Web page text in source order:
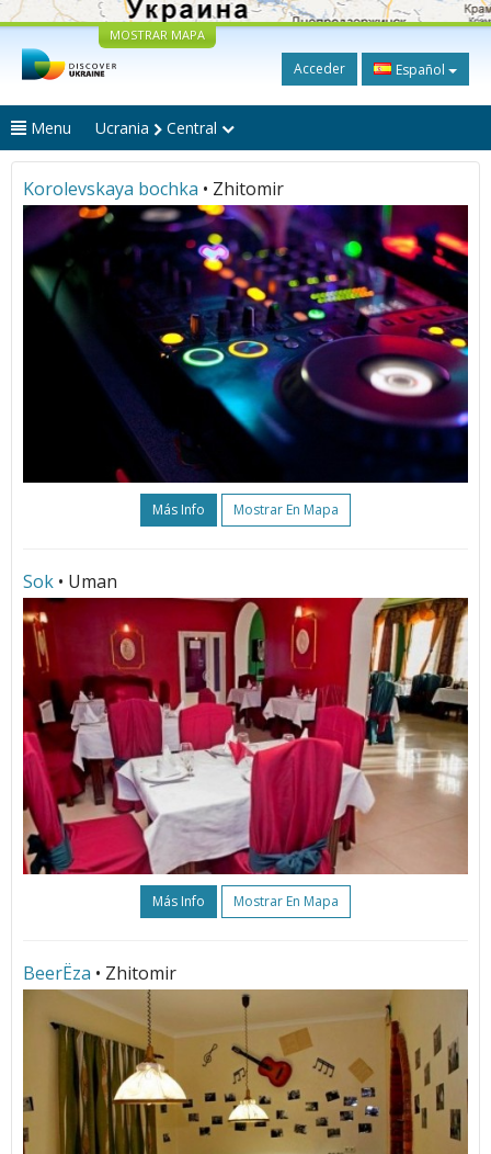
MOSTRAR MAPA
Acceder Español
Menu Ucrania Central
Korolevskaya bochka • Zhitomir
Más Info Mostrar En Mapa
Sok • Uman
Más Info Mostrar En Mapa
BeerЁza • Zhitomir